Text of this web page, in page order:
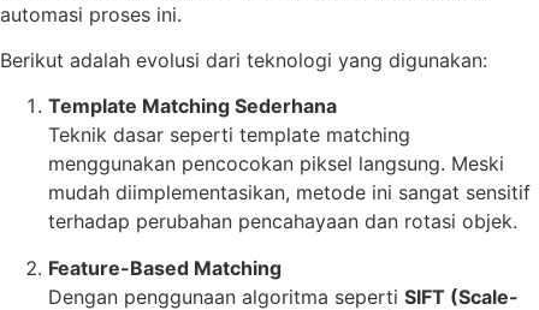
automasi proses ini.
Berikut adalah evolusi dari teknologi yang digunakan:
Template Matching Sederhana
Teknik dasar seperti template matching
menggunakan pencocokan piksel langsung. Meski
mudah diimplementasikan, metode ini sangat sensitif
terhadap perubahan pencahayaan dan rotasi objek.
Feature-Based Matching
Dengan penggunaan algoritma seperti SIFT (Scale-